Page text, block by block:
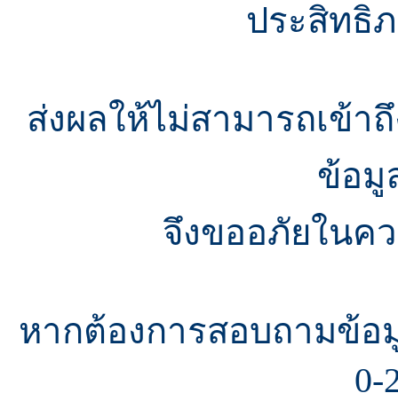
ประสิทธิ
ส่งผลให้ไม่สามารถเข้า
ข้อมู
จึงขออภัยในค
หากต้องการสอบถามข้อ
0-